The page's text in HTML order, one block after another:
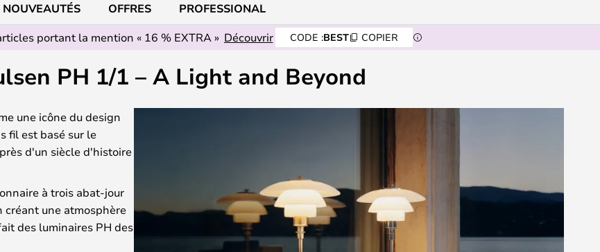
NOUVEAUTÉS OFFRES
PROFESSIONAL
portant la mention « 16 % EXTRA » Découvrir CODE :BEST COPIER
PH 1/1 – A Light and Beyond
une icône du design
fil est basé sur le
d'un siècle d'histoire
à trois abat-jour
créant une atmosphère
des luminaires PH des